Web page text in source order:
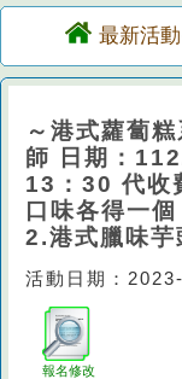
最新活動
～港式蘿蔔
師 日期：
13：30 代收
口味各得一
2.港式臘味
活動日期：
報名修改